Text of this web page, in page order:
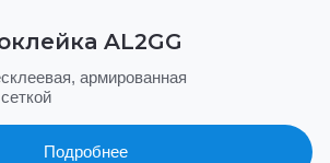
AL2GG
армированная
Подробнее